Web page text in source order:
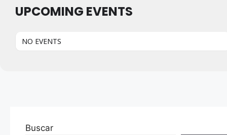
UPCOMING EVENTS
NO EVENTS
Buscar